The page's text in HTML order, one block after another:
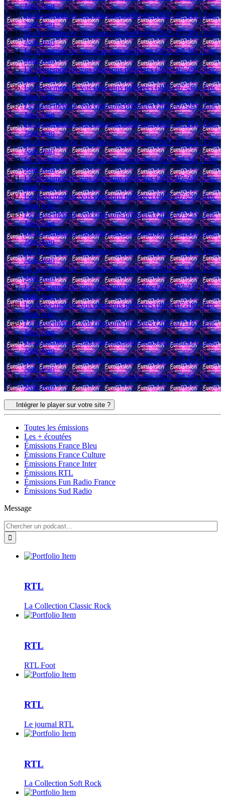
Jean-Jean
Le classement de vos chansons préférées (2025-07-30) : Éric
Jean-Jean
Le classement de vos chansons préférées (2025-07-30) : Éric
Jean-Jean
Le classement de vos chansons préférées (2025-07-29) : Éric
Jean-Jean
Le classement de vos chansons préférées (2025-07-29) : Éric
Jean-Jean
Le classement de vos chansons préférées (2025-07-28) : Éric
Jean-Jean
Le classement de vos chansons préférées (2025-07-28) : Éric
Jean-Jean
Le classement de vos chansons préférées (2025-07-25) : Éric
Jean-Jean
Le classement de vos chansons préférées (2025-07-25) : Éric
Jean-Jean
Le classement de vos chansons préférées (2025-07-24) : Éric
Jean-Jean
Le classement de vos chansons préférées (2025-07-24) : Éric
Jean-Jean
Le classement de vos chansons préférées (2025-07-23) : Éric
Jean-Jean
Le classement de vos chansons préférées (2025-07-23) : Éric
Jean-Jean
Le classement de vos chansons préférées (2025-07-22) : Éric
Jean-Jean
Le classement de vos chansons préférées (2025-07-22) : Éric
Jean-Jean
Le classement de vos chansons préférées (2025-07-21) : Éric
Jean-Jean
Le classement de vos chansons préférées (2025-07-21) : Éric
Jean-Jean
Le classement de vos chansons préférées (2025-07-18) : Éric
Jean-Jean
Le classement de vos chansons préférées (2025-07-18) : Éric
Jean-Jean
Le classement de vos chansons préférées (2025-07-17) : Éric
Jean-Jean
Le classement de vos chansons préférées (2025-07-17) : Éric
Jean-Jean
Le classement de vos chansons préférées (2025-07-15) : Éric
Jean-Jean
Intégrer le player sur votre site ?
Toutes les émissions
Les + écoutées
Émissions France Bleu
Émissions France Culture
Émissions France Inter
Émissions RTL
Émissions Fun Radio France
Émissions Sud Radio
Message
RTL
La Collection Classic Rock
RTL
RTL Foot
RTL
Le journal RTL
RTL
La Collection Soft Rock